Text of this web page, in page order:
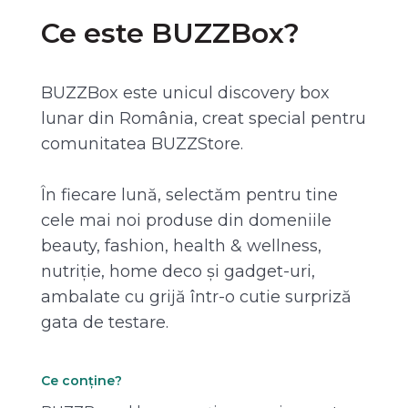
Ce este BUZZBox?
BUZZBox este unicul discovery box
lunar din România, creat special pentru
comunitatea BUZZStore.
În fiecare lună, selectăm pentru tine
cele mai noi produse din domeniile
beauty, fashion, health & wellness,
nutriție, home deco și gadget-uri,
ambalate cu grijă într-o cutie surpriză
gata de testare.
Ce conține?